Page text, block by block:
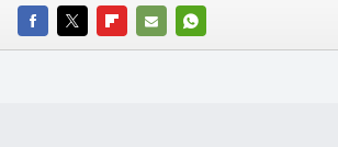
FACEBOOK
TWITTERFLIPBOARD
E-
WHATSAPP